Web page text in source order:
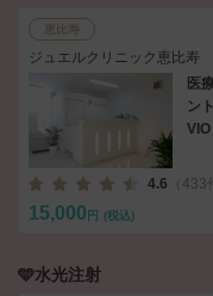
恵比寿
ジュエルクリニック恵比寿
医
ン
VIO
4.6 （433
15,000 円 (税込)
🩵水光注射